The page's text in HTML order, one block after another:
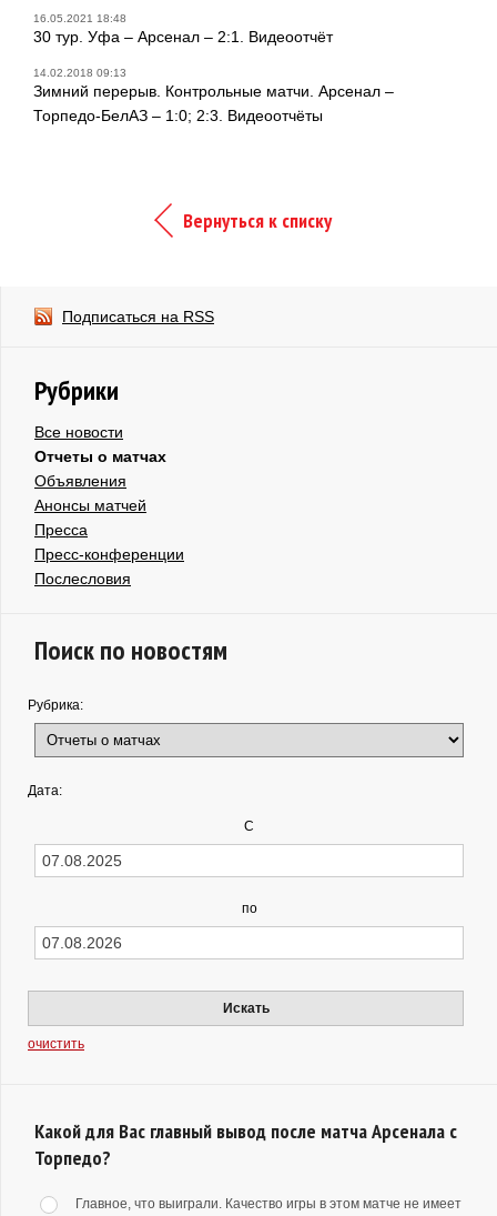
16.05.2021 18:48
30 тур. Уфа – Арсенал – 2:1. Видеоотчёт
14.02.2018 09:13
Зимний перерыв. Контрольные матчи. Арсенал –
Торпедо-БелАЗ – 1:0; 2:3. Видеоотчёты
Вернуться к списку
Подписаться на RSS
Рубрики
Все новости
Отчеты о матчах
Объявления
Анонсы матчей
Пресса
Пресс-конференции
Послесловия
Поиск по новостям
Рубрика:
Дата:
С
по
Искать
очистить
Какой для Вас главный вывод после матча Арсенала с
Торпедо?
Главное, что выиграли. Качество игры в этом матче не имеет